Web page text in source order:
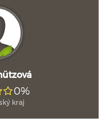
0%
kraj